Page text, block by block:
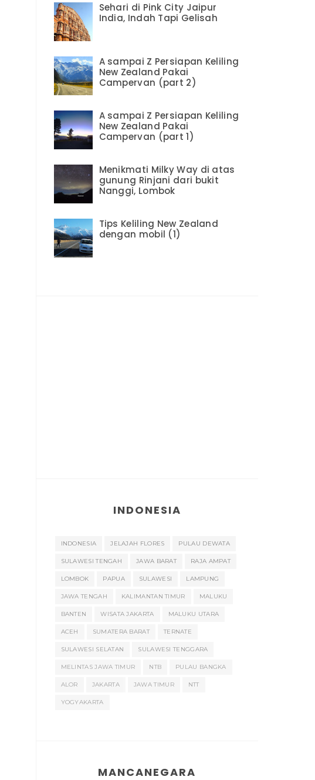
Sehari di Pink City Jaipur
India, Indah Tapi Gelisah
A sampai Z Persiapan Keliling
New Zealand Pakai
Campervan (part 2)
A sampai Z Persiapan Keliling
New Zealand Pakai
Campervan (part 1)
Menikmati Milky Way di atas
gunung Rinjani dari bukit
Nanggi, Lombok
Tips Keliling New Zealand
dengan mobil (1)
INDONESIA
INDONESIA JELAJAH FLORES PULAU DEWATA
SULAWESI TENGAH JAWA BARAT RAJA AMPAT
LOMBOK PAPUA SULAWESI LAMPUNG
JAWA TENGAH KALIMANTAN TIMUR MALUKU
BANTEN WISATA JAKARTA MALUKU UTARA
ACEH SUMATERA BARAT TERNATE
SULAWESI SELATAN SULAWESI TENGGARA
MELINTAS JAWA TIMUR NTB PULAU BANGKA
ALOR JAKARTA JAWA TIMUR NTT
YOGYAKARTA
MANCANEGARA